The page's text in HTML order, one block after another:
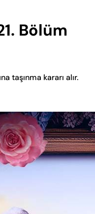
Bölüm
taşınma kararı alır.